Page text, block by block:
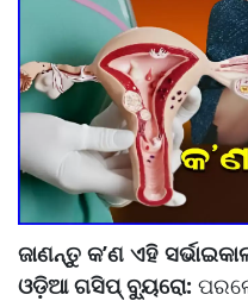
ଜାଣନ୍ତୁ କ’ଣ ଏହି
ଓଡ଼ିଆ ଗସିପ୍ ବ୍ୟୁରୋ: